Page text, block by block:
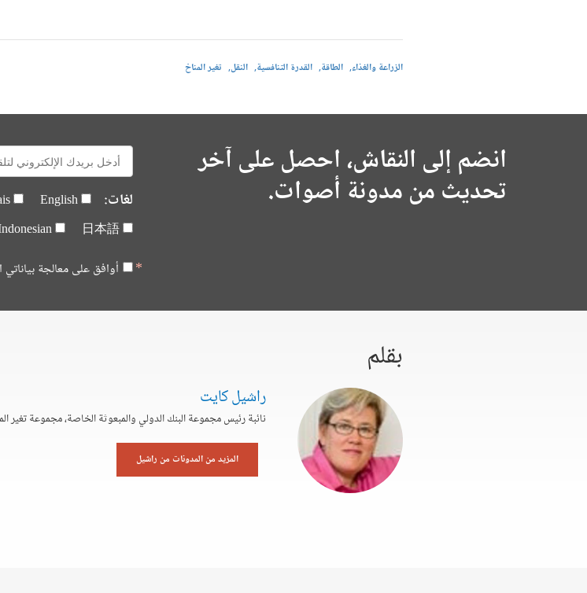
الزراعة والغذاء الطاقة القدرة التنافسية النقل تغير المناخ
انضم إلى النقاش، احصل على آخر
تحديث من مدونة أصوات.
E-
mail:
لغات: English
日本語
أوافق على معالجة
بقلم
راشيل كايت
نائبة رئيس مجموعة البنك الدولي والمبعوثة الخاصة، مجموعة تغير
المزيد من المدونات من راشيل